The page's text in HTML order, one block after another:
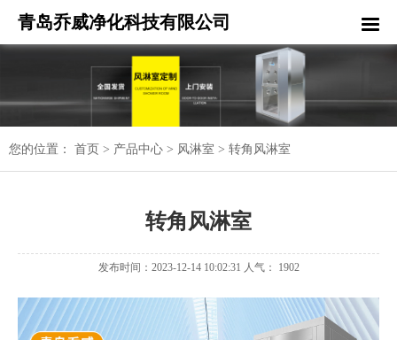
青岛乔威净化科技有限公司
您的位置： 首页 > 产品中心 > 风淋室 > 转角风淋室
转角风淋室
发布时间：2023-12-14 10:02:31 人气： 1902